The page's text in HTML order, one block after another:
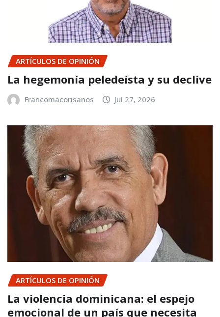
ARTÍCULOS DE OPINIÓN
La hegemonía peledeísta y su declive
Francomacorisanos Jul 27, 2026
ARTÍCULOS DE OPINIÓN
La violencia dominicana: el espejo
emocional de un país que necesita